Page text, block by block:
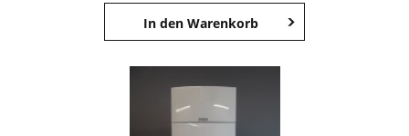
In den Warenkorb